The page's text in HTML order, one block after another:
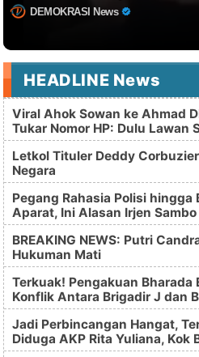
DEMOKRASI News
HEADLINE News
Viral Ahok Sowan ke Ahmad
Tukar Nomor HP: Dulu Lawan
Letkol Tituler Deddy
Negara
Pegang Rahasia Polisi hingga
Aparat, Ini Alasan Irjen
BREAKING NEWS: Putri
Hukuman Mati
Terkuak! Pengakuan Bharada
Konflik Antara Brigadir J dan
Jadi Perbincangan Hangat,
Diduga AKP Rita Yuliana, Kok